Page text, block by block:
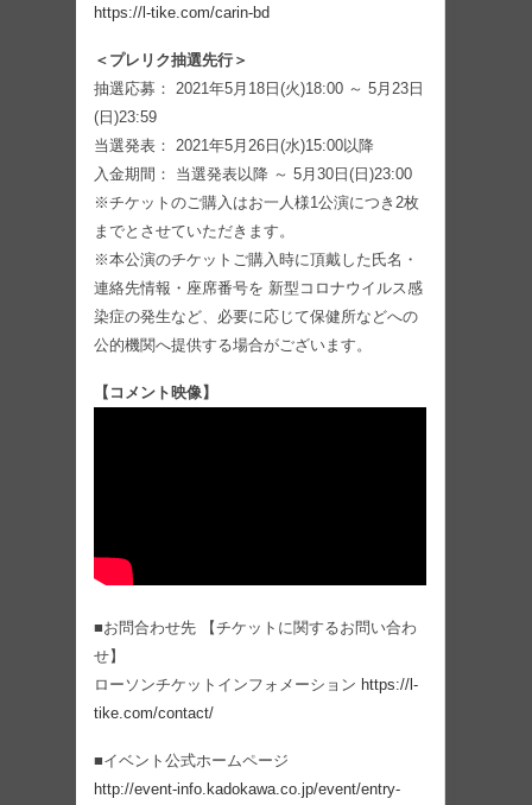
https://l-tike.com/carin-bd
＜プレリク抽選先行＞
抽選応募： 2021年5月18日(火)18:00 ～ 5月23日
(日)23:59
当選発表： 2021年5月26日(水)15:00以降
入金期間： 当選発表以降 ～ 5月30日(日)23:00
※チケットのご購入はお一人様1公演につき2枚
までとさせていただきます。
※本公演のチケットご購入時に頂戴した氏名・
連絡先情報・座席番号を 新型コロナウイルス感
染症の発生など、必要に応じて保健所などへの
公的機関へ提供する場合がございます。
【コメント映像】
■お問合わせ先 【チケットに関するお問い合わ
せ】
ローソンチケットインフォメーション https://l-
tike.com/contact/
■イベント公式ホームページ
http://event-info.kadokawa.co.jp/event/entry-